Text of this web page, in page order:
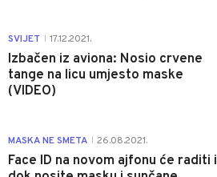
SVIJET 17.12.2021.
Izbačen iz aviona: Nosio crvene
tange na licu umjesto maske
(VIDEO)
MASKA NE SMETA 26.08.2021.
Face ID na novom ajfonu će raditi i